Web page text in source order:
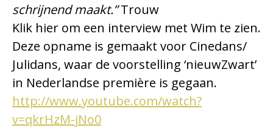
schrijnend maakt.”Trouw
Klik hier om een interview met Wim te zien.
Deze opname is gemaakt voor Cinedans/
Julidans, waar de voorstelling ‘nieuwZwart’
in Nederlandse première is gegaan.
http://www.youtube.com/watch?
v=qkrHzM-jNo0